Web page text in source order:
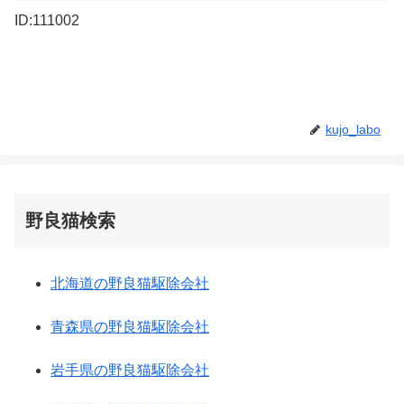
ID:111002
kujo_labo
野良猫検索
北海道の野良猫駆除会社
青森県の野良猫駆除会社
岩手県の野良猫駆除会社